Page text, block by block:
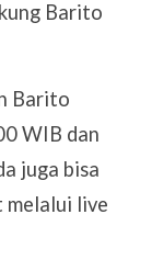
Barito
Barito
WIB dan
juga bisa
melalui live